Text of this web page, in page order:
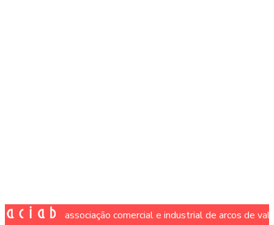
associação comercial e industrial de arcos de